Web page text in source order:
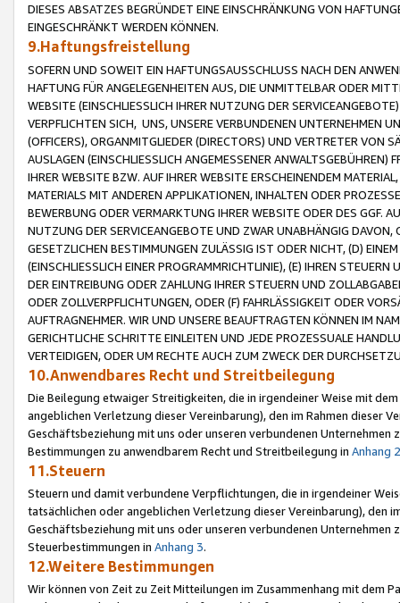
DIESES ABSATZES BEGRÜNDET EINE EINSCHRÄNKUNG VON
EINGESCHRÄNKT WERDEN KÖNNEN.
9.Haftungsfreistellung
SOFERN UND SOWEIT EIN HAFTUNGSAUSSCHLUSS NACH DEN
HAFTUNG FÜR ANGELEGENHEITEN AUS, DIE UNMITTELBAR ODER
WEBSITE (EINSCHLIESSLICH IHRER NUTZUNG DER
VERPFLICHTEN SICH, UNS, UNSERE VERBUNDENEN UNTERNEHMEN
(OFFICERS), ORGANMITGLIEDER (DIRECTORS) UND VERTRETER VON
AUSLAGEN (EINSCHLIESSLICH ANGEMESSENER
IHRER WEBSITE BZW. AUF IHRER WEBSITE ERSCHEINENDEM
MATERIALS MIT ANDEREN APPLIKATIONEN, INHALTEN ODER
BEWERBUNG ODER VERMARKTUNG IHRER WEBSITE ODER DES GGF.
NUTZUNG DER SERVICEANGEBOTE UND ZWAR UNABHÄNGIG
GESETZLICHEN BESTIMMUNGEN ZULÄSSIG IST ODER NICHT, (D)
(EINSCHLIESSLICH EINER PROGRAMMRICHTLINIE), (E) IHREN
DER EINTREIBUNG ODER ZAHLUNG IHRER STEUERN UND
ODER ZOLLVERPFLICHTUNGEN, ODER (F) FAHRLÄSSIGKEIT ODER
AUFTRAGNEHMER. WIR UND UNSERE BEAUFTRAGTEN KÖNNEN IM
GERICHTLICHE SCHRITTE EINLEITEN UND JEDE PROZESSUALE
VERTEIDIGEN, ODER UM RECHTE AUCH ZUM ZWECK DER
10.Anwendbares Recht und Streitbeilegung
Die Beilegung etwaiger Streitigkeiten, die in irgendeiner Weise mit
angeblichen Verletzung dieser Vereinbarung), den im Rahmen dieser
Geschäftsbeziehung mit uns oder unseren verbundenen
Bestimmungen zu anwendbarem Recht und Streitbeilegung in Anhang 2
11.Steuern
Steuern und damit verbundene Verpflichtungen, die in irgendeiner
tatsächlichen oder angeblichen Verletzung dieser Vereinbarung), den
Geschäftsbeziehung mit uns oder unseren verbundenen
Steuerbestimmungen in Anhang 3.
12.Weitere Bestimmungen
Wir können von Zeit zu Zeit Mitteilungen im Zusammenhang mit dem